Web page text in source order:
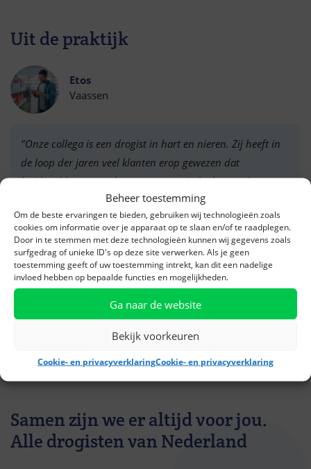
Beheer toestemming
Om de beste ervaringen te bieden, gebruiken wij technologieën zoals
cookies om informatie over je apparaat op te slaan en/of te raadplegen.
Door in te stemmen met deze technologieën kunnen wij gegevens zoals
surfgedrag of unieke ID's op deze site verwerken. Als je geen
toestemming geeft of uw toestemming intrekt, kan dit een nadelige
invloed hebben op bepaalde functies en mogelijkheden.
Ga naar de website
Bekijk voorkeuren
Cookie- en privacyverklaringCookie- en privacyverklaring
Uit de praktijk
Etos
Vaassen
"Onze collega is een drogist in hart en nieren. Zij heeft in
de loop der jaren veel klanten erop gewezen dat
huidproblemen, zoals eczeem, vanuit de darmen kunnen
komen. Een crème is een symptoombestrijder, en zij
adviseert om ook wat aan de oorzaak te doen. Bijvoorbeeld
met een gezond voedingspatroon of een product dat een
gunstige werking heeft op de darmflora. Veel klanten zijn
daarmee geholpen. In welke winkel zij ook werkt; haar
Samen zijn we er altijd voor jou.
Alle drogisten van Nederland